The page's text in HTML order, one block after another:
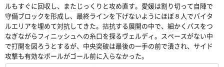
ルもすぐに回収し、またじっくりと攻め直す。愛媛は割り切って自陣で
守備ブロックを形成し、最終ラインを下げないようにほぼ８人でバイタ
ルエリアを埋めて対抗してきた。拮抗する展開の中で、細かくパスをつ
なぎながらフィニッシュへの糸口を探るヴェルディ。スペースがない中
で打開を図ろうとするが、中央突破は最後の一手の前で潰され、サイド
攻撃も有効なボールがゴール前に入らなかった。